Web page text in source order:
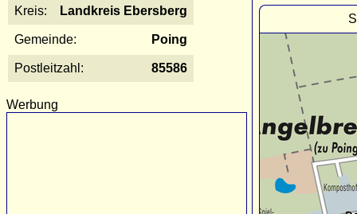
Kreis: Landkreis Ebersberg
Gemeinde: Poing
Postleitzahl: 85586
Werbung